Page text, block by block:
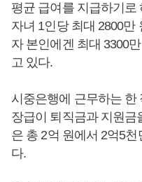
평균 급여를 지급하기로
자녀 1인당 최대 2800만
자 본인에겐 최대 3300
고 있다.
시중은행에 근무하는 한
장급이 퇴직금과 지원금
은 총 2억 원에서 2억5
다.